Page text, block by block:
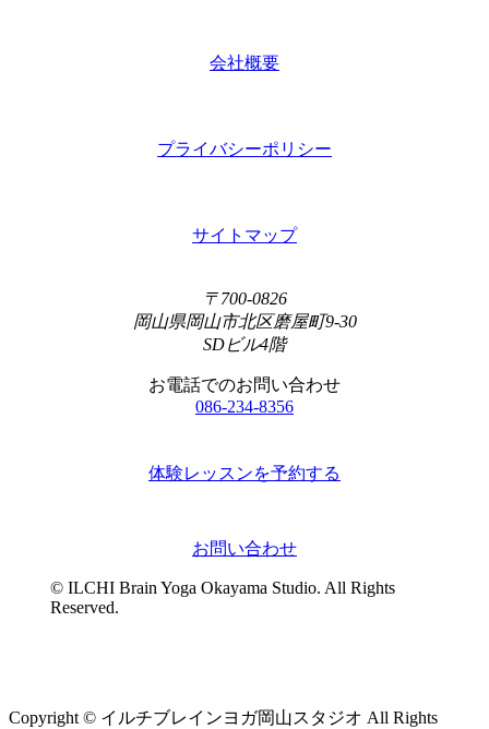
会社概要
プライバシーポリシー
サイトマップ
〒700-0826
岡山県岡山市北区磨屋町9-30
SDビル4階
お電話でのお問い合わせ
086-234-8356
体験レッスンを予約する
お問い合わせ
© ILCHI Brain Yoga Okayama Studio. All Rights
Reserved.
Copyright © イルチブレインヨガ岡山スタジオ All Rights